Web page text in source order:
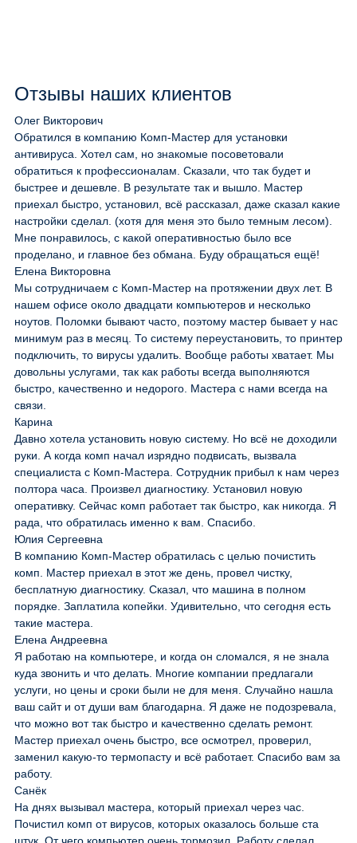
Отзывы наших клиентов
Олег Викторович
Обратился в компанию Комп-Мастер для установки
антивируса. Хотел сам, но знакомые посоветовали
обратиться к профессионалам. Сказали, что так будет и
быстрее и дешевле. В результате так и вышло. Мастер
приехал быстро, установил, всё рассказал, даже сказал какие
настройки сделал. (хотя для меня это было темным лесом).
Мне понравилось, с какой оперативностью было все
проделано, и главное без обмана. Буду обращаться ещё!
Елена Викторовна
Мы сотрудничаем с Комп-Мастер на протяжении двух лет. В
нашем офисе около двадцати компьютеров и несколько
ноутов. Поломки бывают часто, поэтому мастер бывает у нас
минимум раз в месяц. То систему переустановить, то принтер
подключить, то вирусы удалить. Вообще работы хватает. Мы
довольны услугами, так как работы всегда выполняются
быстро, качественно и недорого. Мастера с нами всегда на
связи.
Карина
Давно хотела установить новую систему. Но всё не доходили
руки. А когда комп начал изрядно подвисать, вызвала
специалиста с Комп-Мастера. Сотрудник прибыл к нам через
полтора часа. Произвел диагностику. Установил новую
оперативку. Сейчас комп работает так быстро, как никогда. Я
рада, что обратилась именно к вам. Спасибо.
Юлия Сергеевна
В компанию Комп-Мастер обратилась с целью почистить
комп. Мастер приехал в этот же день, провел чистку,
бесплатную диагностику. Сказал, что машина в полном
порядке. Заплатила копейки. Удивительно, что сегодня есть
такие мастера.
Елена Андреевна
Я работаю на компьютере, и когда он сломался, я не знала
куда звонить и что делать. Многие компании предлагали
услуги, но цены и сроки были не для меня. Случайно нашла
ваш сайт и от души вам благодарна. Я даже не подозревала,
что можно вот так быстро и качественно сделать ремонт.
Мастер приехал очень быстро, все осмотрел, проверил,
заменил какую-то термопасту и всё работает. Спасибо вам за
работу.
Санёк
На днях вызывал мастера, который приехал через час.
Почистил комп от вирусов, которых оказалось больше ста